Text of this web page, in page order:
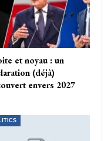
et noyau : un
(déjà)
envers 2027